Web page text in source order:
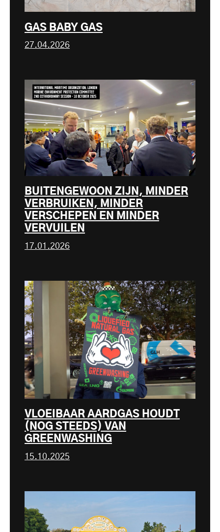
GAS BABY GAS
27.04.2026
BUITENGEWOON ZIJN, MINDER
VERBRUIKEN, MINDER
VERSCHEPEN EN MINDER
VERVUILEN
17.01.2026
VLOEIBAAR AARDGAS HOUDT
(NOG STEEDS) VAN
GREENWASHING
15.10.2025